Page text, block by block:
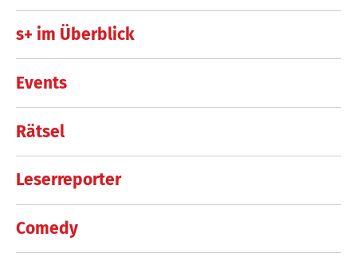
s+ im Überblick
Events
Rätsel
Leserreporter
Comedy